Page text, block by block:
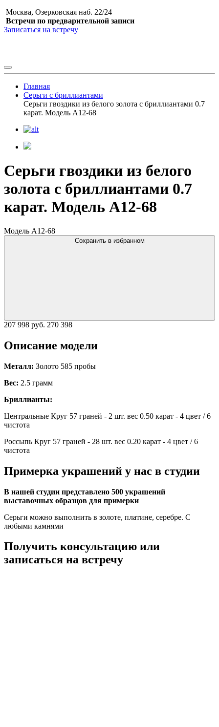
Москва, Озерковская наб. 22/24
Встречи по предварительной записи
Записаться на встречу
Главная
Серьги с бриллиантами
Серьги гвоздики из белого золота с бриллиантами 0.7
карат. Модель A12-68
Серьги гвоздики из белого
золота с бриллиантами 0.7
карат. Модель A12-68
Модель A12-68
Сохранить в избранном
207 998 руб. 270 398
Описание модели
Металл: Золото 585 пробы
Вес: 2.5 грамм
Бриллианты:
Центральные Круг 57 граней - 2 шт. вес 0.50 карат - 4 цвет / 6
чистота
Россыпь Круг 57 граней - 28 шт. вес 0.20 карат - 4 цвет / 6
чистота
Примерка украшений у нас в студии
В нашей студии представлено 500 украшений
выставочных образцов для примерки
Серьги можно выполнить в золоте, платине, серебре. С
любыми камнями
Получить консультацию или
записаться на встречу